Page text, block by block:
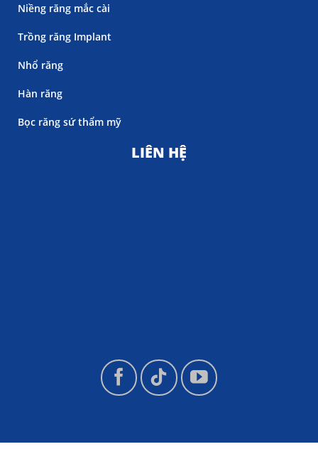
Niềng răng mắc cài
Trồng răng Implant
Nhổ răng
Hàn răng
Bọc răng sứ thẩm mỹ
LIÊN HỆ